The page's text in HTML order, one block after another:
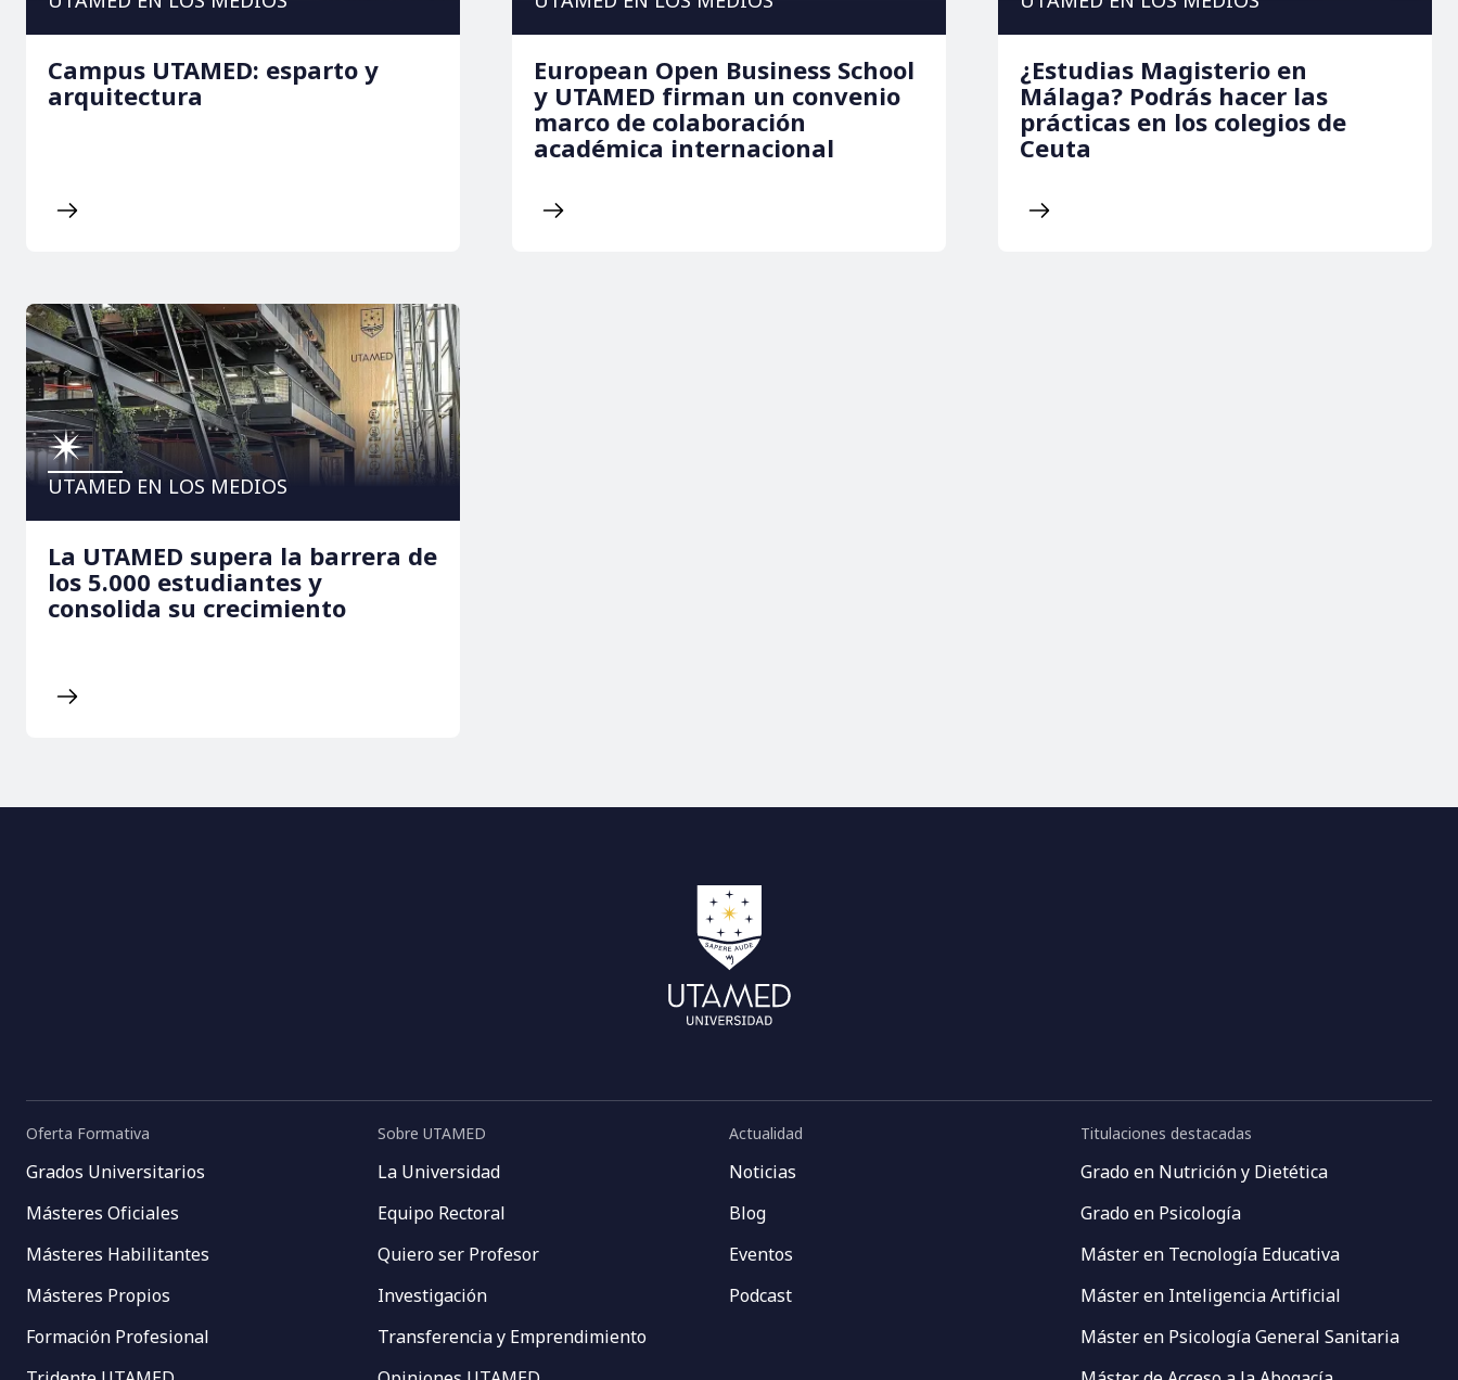
Campus UTAMED: esparto y
arquitectura
European Open Business School
y UTAMED firman un convenio
marco de colaboración
académica internacional
¿Estudias Magisterio en
Málaga? Podrás hacer las
prácticas en los colegios de
Ceuta
UTAMED EN LOS MEDIOS
La UTAMED supera la barrera de
los 5.000 estudiantes y
consolida su crecimiento
Oferta Formativa
Grados Universitarios
Másteres Oficiales
Másteres Habilitantes
Másteres Propios
Formación Profesional
Sobre UTAMED
La Universidad
Equipo Rectoral
Quiero ser Profesor
Investigación
Transferencia y Emprendimiento
Actualidad
Noticias
Blog
Eventos
Podcast
Titulaciones destacadas
Grado en Nutrición y Dietética
Grado en Psicología
Máster en Tecnología Educativa
Máster en Inteligencia Artificial
Máster en Psicología General Sanitaria